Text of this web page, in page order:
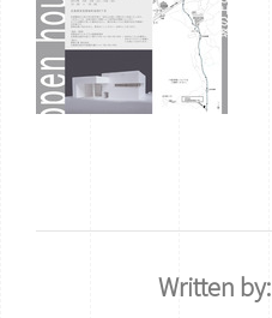
Written by: